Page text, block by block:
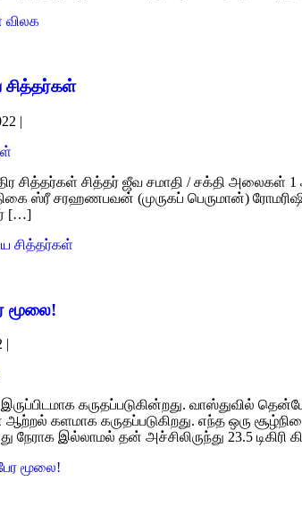
விலக
|
சித்தர் ஜீவ சமாதி / சக்தி அலைகள் 1
ஸ்ரீ சரஹணபவன் (முருகப் பெருமான்)
[…]
சித்தர்கள்
மூலை!
|
கருதப்படுகின்றது. வாஸ்துவில்
களமாக கருதப்படுகிறது. எந்த ஒரு
நேராக இல்லாமல் தன் அச்சிலிருந்து 23.5 டிகிரி
மூலை!